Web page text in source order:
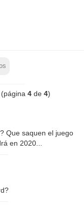
4de 4)
Que saquen el juego
en 2020...